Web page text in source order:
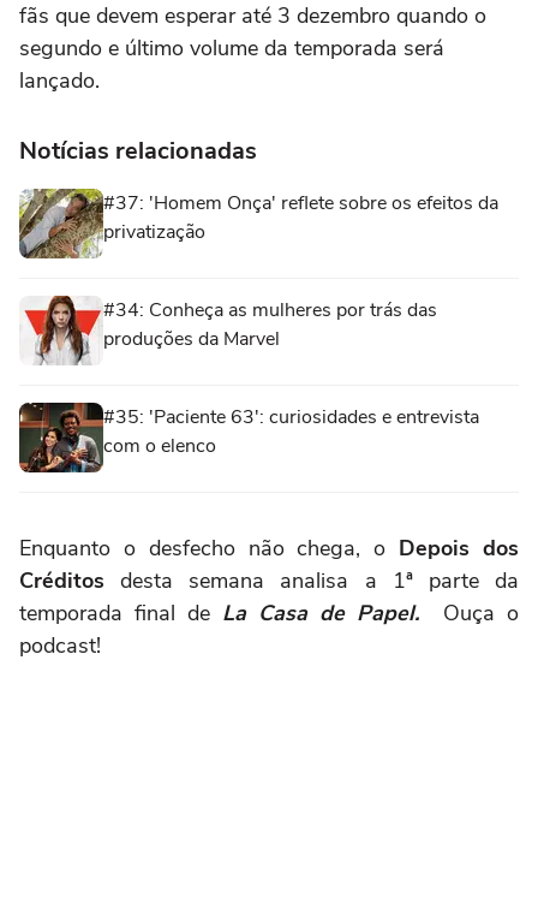
fãs que devem esperar até 3 dezembro quando o
segundo e último volume da temporada será
lançado.
Notícias relacionadas
#37: 'Homem Onça' reflete sobre os efeitos da
privatização
#34: Conheça as mulheres por trás das
produções da Marvel
#35: 'Paciente 63': curiosidades e entrevista
com o elenco
Enquanto o desfecho não chega, o Depois dos
Créditos desta semana analisa a 1ª parte da
temporada final de La Casa de Papel. Ouça o
podcast!